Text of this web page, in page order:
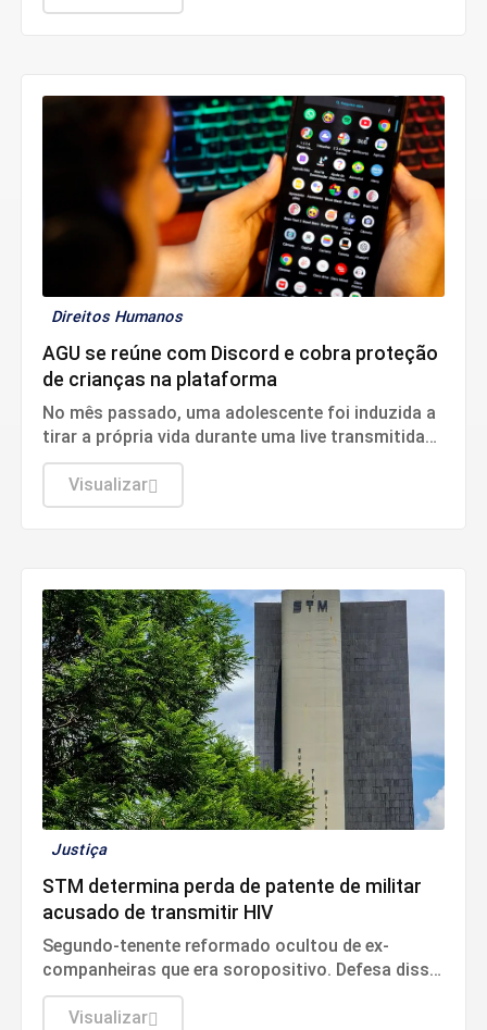
Direitos Humanos
AGU se reúne com Discord e cobra proteção
de crianças na plataforma
No mês passado, uma adolescente foi induzida a
tirar a própria vida durante uma live transmitida
pela plataforma
Visualizar
Justiça
STM determina perda de patente de militar
acusado de transmitir HIV
Segundo-tenente reformado ocultou de ex-
companheiras que era soropositivo. Defesa disse
que conduta diz respeito à vida privada do
acusado e não tem relação com a função no
Visualizar